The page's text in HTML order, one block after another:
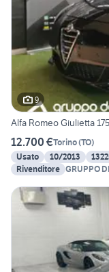
9
Alfa Romeo Giulietta
12.700 €Torino(TO)
Usato
10/2013
Rivenditore